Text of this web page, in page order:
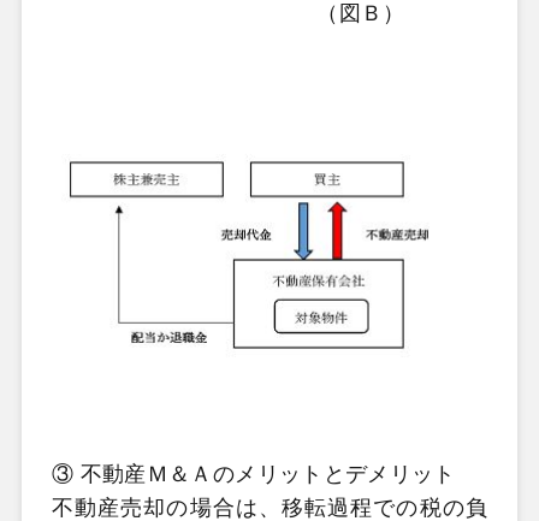
（図Ｂ）
③ 不動産Ｍ＆Ａのメリットとデメリット
不動産売却の場合は、移転過程での税の負